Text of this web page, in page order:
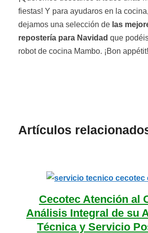
fiestas! Y para ayudaros en la
dejamos una selección de las
repostería para Navidad que
robot de cocina Mambo. ¡Bon appétit!
Artículos
Cecotec Atención al
Análisis Integral de su
Técnica y Servicio